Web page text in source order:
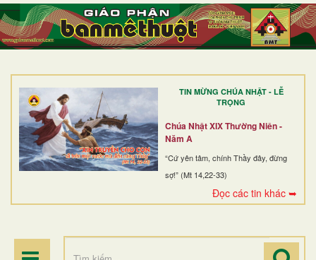
TIN MỪNG CHÚA NHẬT - LỄ
TRỌNG
Chúa Nhật XIX Thường Niên -
Năm A
“Cứ yên tâm, chính Thầy đây, đừng
sợ!” (Mt 14,22-33)
Đọc các tin khác ➥
TRANG NHẤT
GIỚI THIỆU
DÒNG TU
BAN MỤC VỤ
ĐOÀN THỂ CG
ĐIỂM HÀNH HƯƠNG